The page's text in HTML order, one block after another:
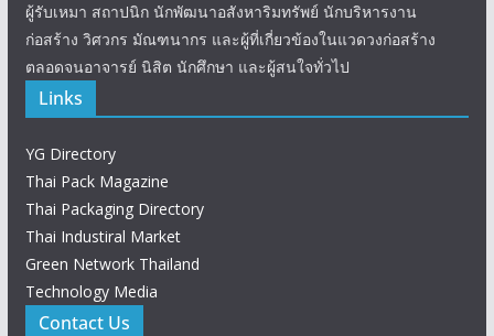
ผู้รับเหมา สถาปนิก นักพัฒนาอสังหาริมทรัพย์ นักบริหารงาน
ก่อสร้าง วิศวกร มัณฑนากร และผู้ที่เกี่ยวข้องในแวดวงก่อสร้าง
ตลอดจนอาจารย์ นิสิต นักศึกษา และผู้สนใจทั่วไป
Links
YG Directory
Thai Pack Magazine
Thai Packaging Directory
Thai Industiral Market
Green Network Thailand
Technology Media
Contact Us